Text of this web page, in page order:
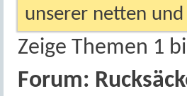
unserer netten
Zeige Themen 1
Forum: